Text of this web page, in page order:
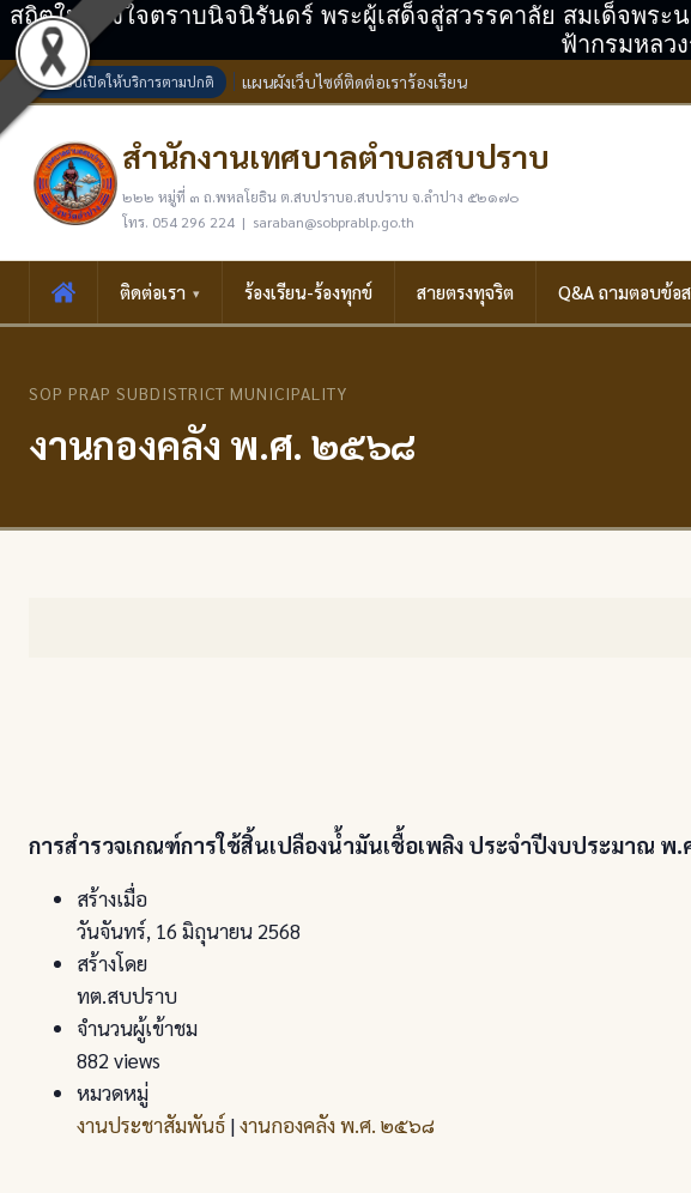
สถิตในดวงใจตราบนิจนิรันดร์ พระผู้เสด็จสู่สวรรคาลัย สมเด็จพร
ฟ้ากรมหลว
ระบบเปิดให้บริการตามปกติ แผนผังเว็บไซต์ติดต่อเราร้องเรียน
สำนักงานเทศบาลตำบลสบปราบ
๒๒๒ หมู่ที่ ๓ ถ.พหลโยธิน ต.สบปราบอ.สบปราบ จ.ลำปาง ๕๒๑๗๐
โทร. 054 296 224 | saraban@sobprablp.go.th
ติดต่อเรา ร้องเรียน-ร้องทุกข์ สายตรงทุจริต Q&A ถามตอบข้อ
SOP PRAP SUBDISTRICT MUNICIPALITY
งานกองคลัง พ.ศ. ๒๕๖๘
การสำรวจเกณฑ์การใช้สิ้นเปลืองน้ำมันเชื้อเพลิง ประจำปีงบประมาณ พ
สร้างเมื่อ
วันจันทร์, 16 มิถุนายน 2568
สร้างโดย
ทต.สบปราบ
จำนวนผู้เข้าชม
882 views
หมวดหมู่
งานประชาสัมพันธ์ |งานกองคลัง พ.ศ. ๒๕๖๘